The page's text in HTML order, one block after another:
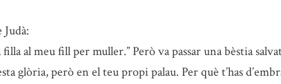
al meu fill per muller.” Però va passar una bèstia
glòria, però en el teu propi palau. Per què t’has